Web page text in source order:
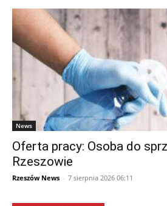
News
Oferta pracy: Osoba do
Rzeszowie
Rzeszów News - 7 sierpnia 2026 06:11